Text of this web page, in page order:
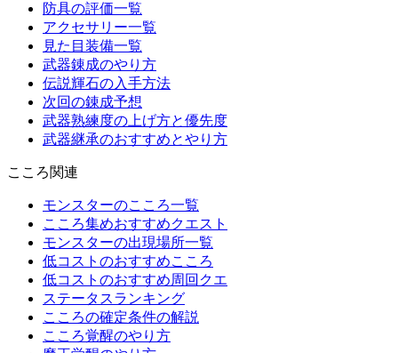
防具の評価一覧
アクセサリー一覧
見た目装備一覧
武器錬成のやり方
伝説輝石の入手方法
次回の錬成予想
武器熟練度の上げ方と優先度
武器継承のおすすめとやり方
こころ関連
モンスターのこころ一覧
こころ集めおすすめクエスト
モンスターの出現場所一覧
低コストのおすすめこころ
低コストのおすすめ周回クエ
ステータスランキング
こころの確定条件の解説
こころ覚醒のやり方